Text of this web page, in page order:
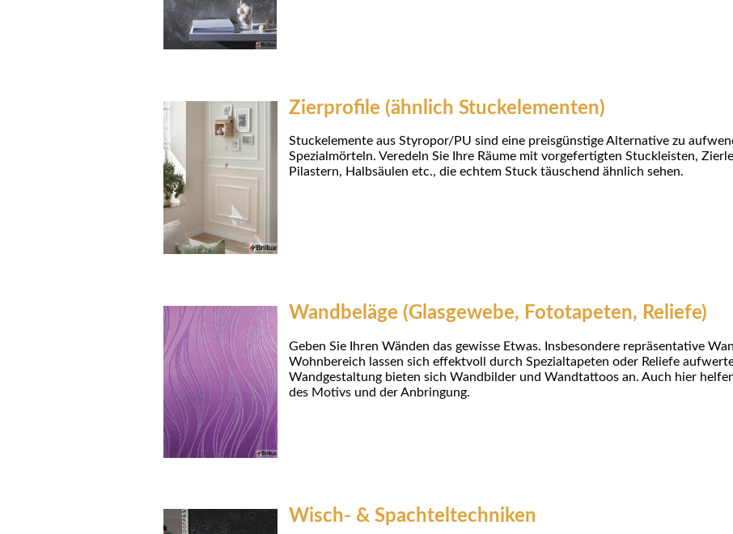
Zierprofile (ähnlich Stuckelementen)
Stuckelemente aus Styropor/PU sind eine preisgünstige Alternative zu
Spezialmörteln. Veredeln Sie Ihre Räume mit vorgefertigten Stuckleisten,
Pilastern, Halbsäulen etc., die echtem Stuck täuschend ähnlich sehen.
Wandbeläge (Glasgewebe, Fototapeten, Reliefe)
Geben Sie Ihren Wänden das gewisse Etwas. Insbesondere repräsentative
Wohnbereich lassen sich effektvoll durch Spezialtapeten oder Reliefe
Wandgestaltung bieten sich Wandbilder und Wandtattoos an. Auch hier
des Motivs und der Anbringung.
Wisch- & Spachteltechniken